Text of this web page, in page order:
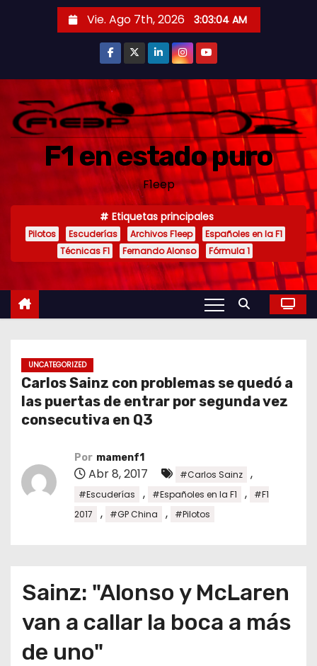
i
Vie. Ago 7th, 2026 3:03:06 AM
F1 en estado puro
F1eep
Etiquetas principales
Pilotos Escuderías Archivos F1eep
Españoles en la F1
Técnicas F1
Fernando Alonso Fórmula 1
UNCATEGORIZED
Carlos Sainz con problemas se quedó a
las puertas de entrar por segunda vez
consecutiva en Q3
Por mamenf1
Abr 8, 2017 #Carlos Sainz ,
#Escuderías , #Españoles en la F1 ,
#F1
2017
, #GP China , #Pilotos
Sainz: "Alonso y McLaren
van a callar la boca a más
de uno"